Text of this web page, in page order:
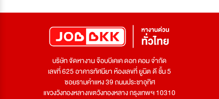
บริษัท จัดหางาน จ๊อบบีเคเค ดอท คอม จำกัด
เลขที่ 625 อาคารทัศนียา ห้องเลขที่ ยูนิต ดี ชั้น 5
ซอยรามคำแหง 39 ถนนประชาอุทิศ
แขวงวังทองหลางเขตวังทองหลาง กรุงเทพฯ 10310